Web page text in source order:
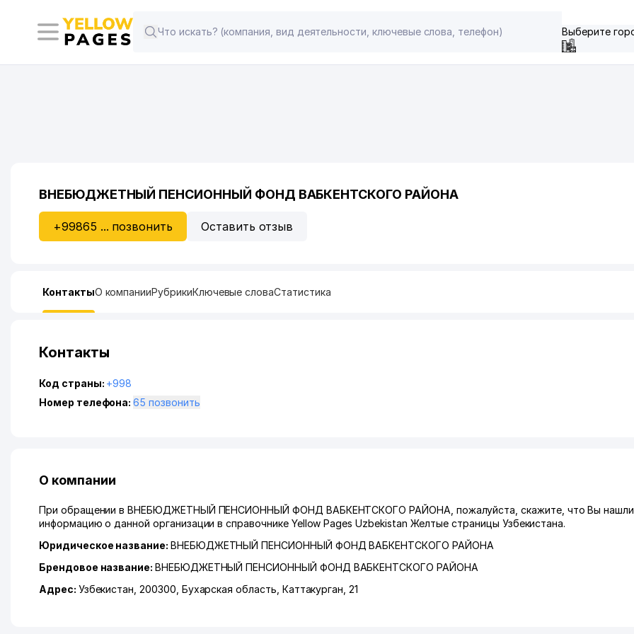
Выберите
ВНЕБЮДЖЕТНЫЙ ПЕНСИОННЫЙ ФОНД ВАБКЕНТСКОГО РАЙОНА
+99865 ... позвонить Оставить отзыв
КонтактыО компанииРубрикиКлючевые словаСтатистика
Контакты
Код страны: +998
Номер телефона:
65 позвонить
О компании
При обращении в ВНЕБЮДЖЕТНЫЙ ПЕНСИОННЫЙ ФОНД ВАБКЕНТСКОГО РАЙОНА, пожалуйста, скажите, что Вы нашли
информацию о данной организации в справочнике Yellow Pages Uzbekistan Желтые страницы Узбекистана.
Юридическое название: ВНЕБЮДЖЕТНЫЙ ПЕНСИОННЫЙ ФОНД ВАБКЕНТСКОГО РАЙОНА
Брендовое название: ВНЕБЮДЖЕТНЫЙ ПЕНСИОННЫЙ ФОНД ВАБКЕНТСКОГО РАЙОНА
Адрес: Узбекистан, 200300, Бухарская область Каттакурган , 21